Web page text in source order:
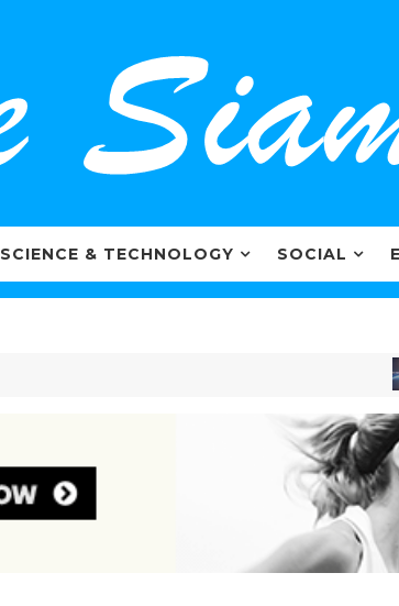
SCIENCE & TECHNOLOGY SOCIAL